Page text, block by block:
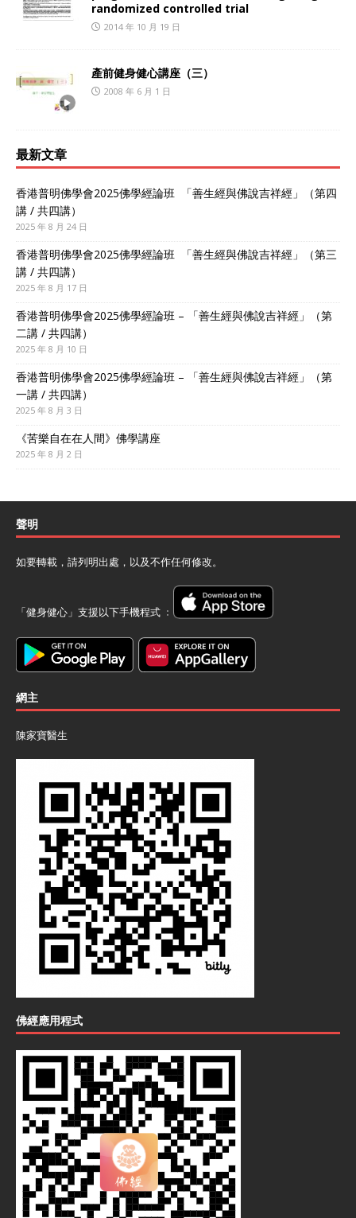
randomized controlled trial
2014 年 10 月 19 日
產前健身健心講座（三）
2008 年 6 月 1 日
最新文章
香港普明佛學會2025佛學經論班 「善生經與佛說吉祥經」（第四
講 / 共四講）
2025 年 8 月 24 日
香港普明佛學會2025佛學經論班 「善生經與佛說吉祥經」（第三
講 / 共四講）
2025 年 8 月 17 日
香港普明佛學會2025佛學經論班 – 「善生經與佛說吉祥經」（第
二講 / 共四講）
2025 年 8 月 10 日
香港普明佛學會2025佛學經論班 – 「善生經與佛說吉祥經」（第
一講 / 共四講）
2025 年 8 月 3 日
《苦樂自在在人間》佛學講座
2025 年 8 月 2 日
聲明
如要轉載，請列明出處，以及不作任何修改。
「健身健心」支援以下手機程式 ﹕
網主
陳家寶醫生
佛經應用程式